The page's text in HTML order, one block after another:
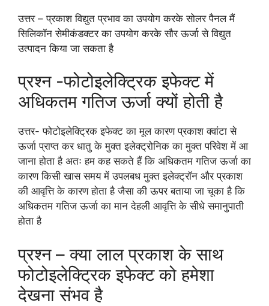
उत्तर – प्रकाश विद्युत प्रभाव का उपयोग करके सोलर पैनल मैं
सिलिकॉन सेमीकंडक्टर का उपयोग करके सौर ऊर्जा से विद्युत
उत्पादन किया जा सकता है
प्रश्न -फोटोइलेक्ट्रिक इफेक्ट में
अधिकतम गतिज ऊर्जा क्यों होती है
उत्तर- फोटोइलेक्ट्रिक इफेक्ट का मूल कारण प्रकाश क्वांटा से
ऊर्जा प्राप्त कर धातु के मुक्त इलेक्ट्रोनिक का मुक्त परिवेश में आ
जाना होता है अतः हम कह सकते हैं कि अधिकतम गतिज ऊर्जा का
कारण किसी खास समय में उपलबध मुक्त इलेक्ट्रॉन और प्रकाश
की आवृत्ति के कारण होता है जैसा की ऊपर बताया जा चूका है कि
अधिकतम गतिज ऊर्जा का मान देहली आवृत्ति के सीधे समानुपाती
होता है
प्रश्न – क्या लाल प्रकाश के साथ
फोटोइलेक्ट्रिक इफेक्ट को हमेशा
देखना संभव है